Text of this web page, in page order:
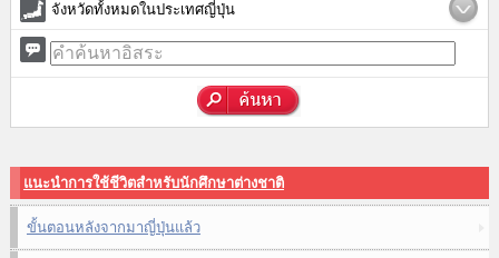
จังหวัดทั้งหมดในประเทศญี่ปุ่น
แนะนำการใช้ชีวิตสำหรับนักศึกษาต่างชาติ
ขั้นตอนหลังจากมาญี่ปุ่นแล้ว